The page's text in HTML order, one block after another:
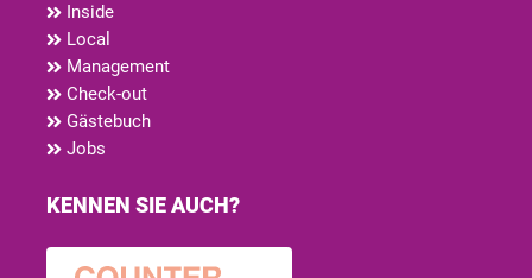
Inside
Local
Management
Check-out
Gästebuch
Jobs
KENNEN SIE AUCH?